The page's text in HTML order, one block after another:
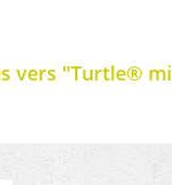
vers "Turtle®